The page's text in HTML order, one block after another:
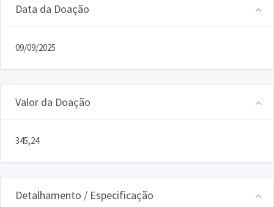
Data da Doação
09/09/2025
Valor da Doação
345,24
Detalhamento / Especificação